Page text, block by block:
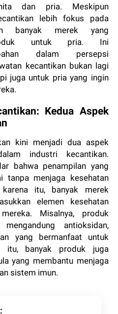
dan pria. Meskipun
lebih fokus pada
banyak merek yang
untuk pria. Ini
dalam persepsi
kecantikan bukan lagi
juga untuk pria yang ingin
Kedua Aspek
kini menjadi dua aspek
industri kecantikan.
bahwa penampilan yang
tanpa menjaga kesehatan
itu, banyak merek
elemen kesehatan
Misalnya, produk
antioksidan,
yang bermanfaat untuk
itu, banyak produk juga
yang membantu menjaga
sistem imun.